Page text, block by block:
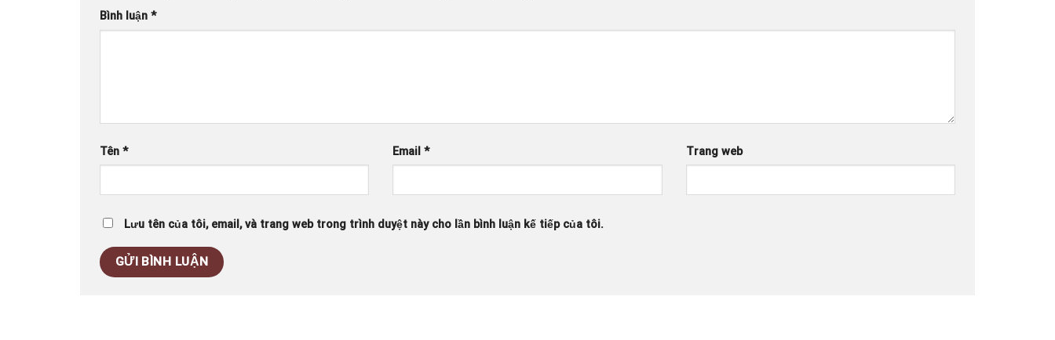
Bình luận *
Tên * Email* Trang web
Lưu tên của tôi, email, và trang web trong trình duyệt này cho lần bình luận kế tiếp của tôi.